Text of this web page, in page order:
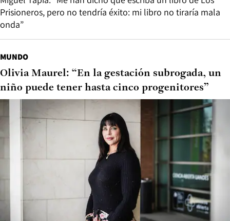
Prisioneros, pero no tendría éxito: mi libro no tiraría mala
onda”
MUNDO
Olivia Maurel: “En la gestación subrogada, un
niño puede tener hasta cinco progenitores”